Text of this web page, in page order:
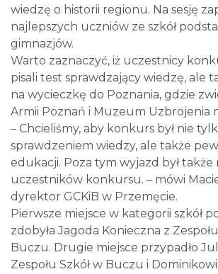
wiedzę o historii regionu. Na sesję
najlepszych uczniów ze szkół
gimnazjów.
Warto zaznaczyć, iż uczestnicy
pisali test sprawdzający wiedzę, ale
na wycieczkę do Poznania, gdzie
Armii Poznań i Muzeum Uzbrojenia
– Chcieliśmy, aby konkurs był nie
sprawdzeniem wiedzy, ale także
edukacji. Poza tym wyjazd był
uczestników konkursu. – mówi
dyrektor GCKiB w Przemęcie.
Pierwsze miejsce w kategorii szkół
zdobyła Jagoda Konieczna z
Buczu. Drugie miejsce przypadło
Zespołu Szkół w Buczu i